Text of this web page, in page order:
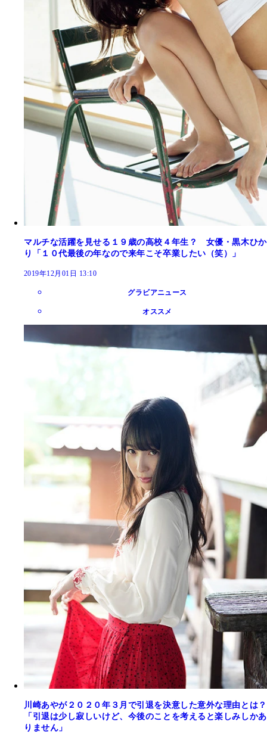
マルチな活躍を見せる１９歳の高校４年生？ 女優・黒木ひか
り「１０代最後の年なので来年こそ卒業したい（笑）」
2019年12月01日 13:10
グラビアニュース
オススメ
川崎あやが２０２０年３月で引退を決意した意外な理由とは？
「引退は少し寂しいけど、今後のことを考えると楽しみしかあ
りません」